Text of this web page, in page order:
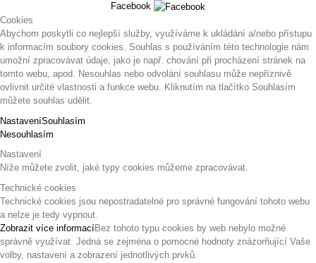
Facebook
Cookies
Abychom poskytli co nejlepší služby, využíváme k ukládání a/nebo přístupu
k informacím soubory cookies. Souhlas s používáním této technologie nám
umožní zpracovávat údaje, jako je např. chování při procházení stránek na
tomto webu, apod. Nesouhlas nebo odvolání souhlasu může nepříznivě
ovlivnit určité vlastnosti a funkce webu. Kliknutím na tlačítko Souhlasím
můžete souhlas udělit.
NastaveníSouhlasím
Nesouhlasím
Nastavení
Níže můžete zvolit, jaké typy cookies můžeme zpracovávat.
Technické cookies
Technické cookies jsou nepostradatelné pro správné fungování tohoto webu
a nelze je tedy vypnout.
Zobrazit více informacíBez tohoto typu cookies by web nebylo možné
správně využívat. Jedná se zejména o pomocné hodnoty znázorňující Vaše
volby, nastavení a zobrazení jednotlivých prvků.